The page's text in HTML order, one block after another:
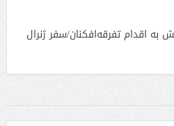
به اقدام تفرقه‌افکنان/سفر ژنرال